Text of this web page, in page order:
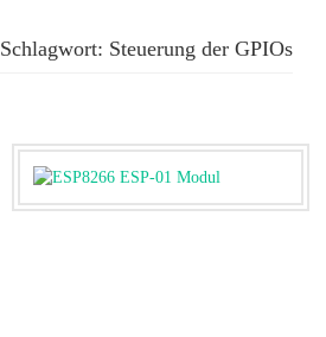
Schlagwort: Steuerung der GPIOs